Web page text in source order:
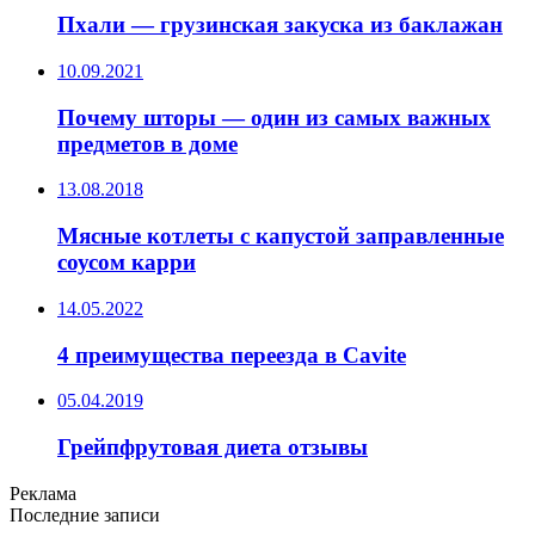
Пхали — грузинская закуска из баклажан
10.09.2021
Почему шторы — один из самых важных
предметов в доме
13.08.2018
Мясные котлеты с капустой заправленные
соусом карри
14.05.2022
4 преимущества переезда в Cavite
05.04.2019
Грейпфрутовая диета отзывы
Реклама
Последние записи